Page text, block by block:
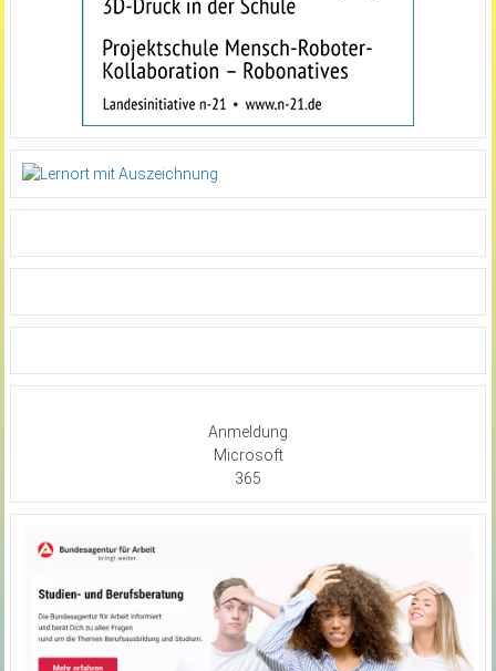
Anmeldung
Microsoft
365